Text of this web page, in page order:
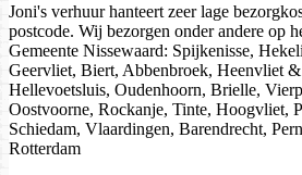
Joni's verhuur hanteert zeer lage
postcode. Wij bezorgen onder andere op
Gemeente Nissewaard: Spijkenisse,
Geervliet, Biert, Abbenbroek, Heenvliet
Hellevoetsluis, Oudenhoorn, Brielle,
Oostvoorne, Rockanje, Tinte, Hoogvliet,
Schiedam, Vlaardingen, Barendrecht,
Rotterdam